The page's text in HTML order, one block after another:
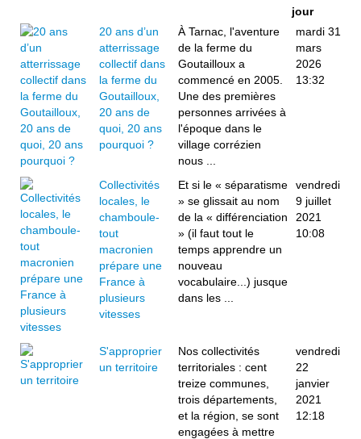
jour
20 ans d’un
atterrissage
collectif dans
la ferme du
Goutailloux,
20 ans de
quoi, 20 ans
pourquoi ?
À Tarnac, l'aventure
de la ferme du
Goutailloux a
commencé en 2005.
Une des premières
personnes arrivées à
l'époque dans le
village corrézien
nous ...
mardi 31
mars
2026
13:32
Collectivités
locales, le
chamboule-
tout
macronien
prépare une
France à
plusieurs
vitesses
Et si le « séparatisme
» se glissait au nom
de la « différenciation
» (il faut tout le
temps apprendre un
nouveau
vocabulaire...) jusque
dans les ...
vendredi
9 juillet
2021
10:08
S'approprier
un territoire
Nos collectivités
territoriales : cent
treize communes,
trois départements,
et la région, se sont
engagées à mettre
vendredi
22
janvier
2021
12:18